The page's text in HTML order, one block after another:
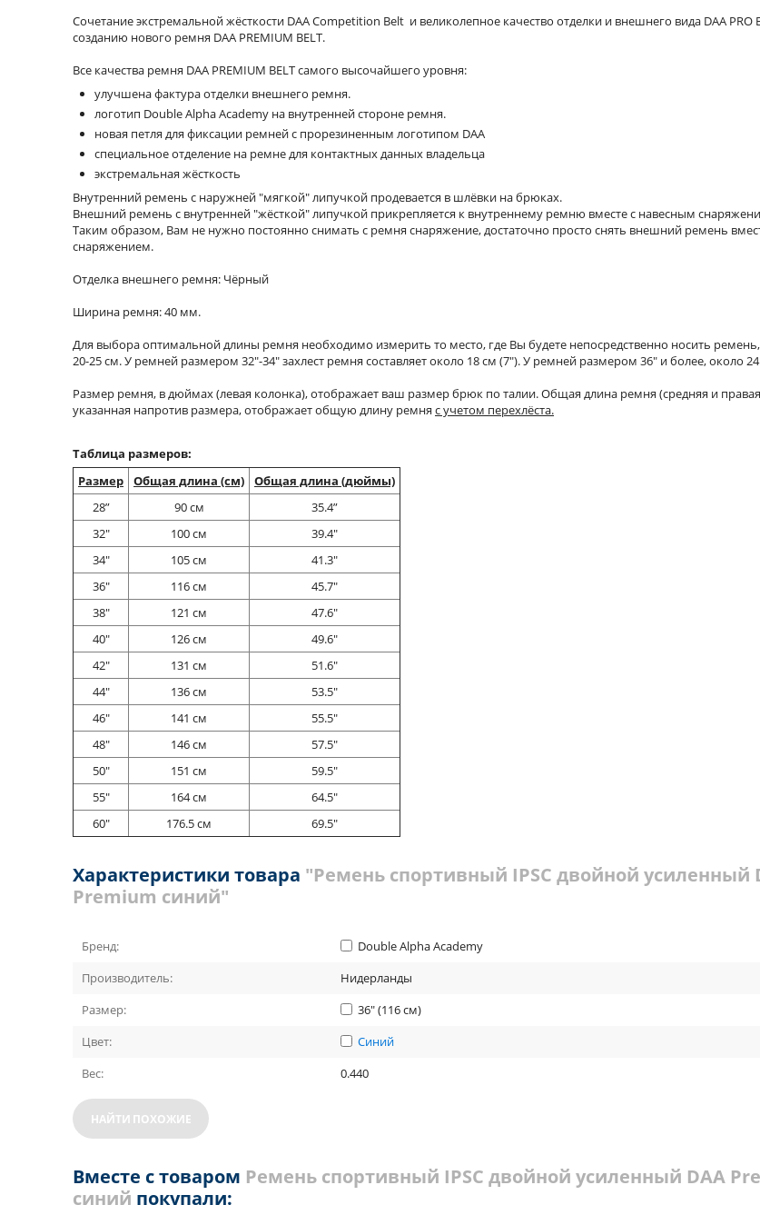
Сочетание экстремальной жёсткости DAA Competition Belt и великолепное качество отделки и внешнего вида DAA PRO
созданию нового ремня DAA PREMIUM BELT.
Все качества ремня DAA PREMIUM BELT самого высочайшего уровня:
улучшена фактура отделки внешнего ремня.
логотип Double Alpha Academy на внутренней стороне ремня.
новая петля для фиксации ремней с прорезиненным логотипом DAA
специальное отделение на ремне для контактных данных владельца
экстремальная жёсткость
Внутренний ремень с наружней "мягкой" липучкой продевается в шлёвки на брюках.
Внешний ремень с внутренней "жёсткой" липучкой прикрепляется к внутреннему ремню вместе с навесным
Таким образом, Вам не нужно постоянно снимать с ремня снаряжение, достаточно просто снять внешний ремень
снаряжением.
Отделка внешнего ремня: Чёрный
Ширина ремня: 40 мм.
Для выбора оптимальной длины ремня необходимо измерить то место, где Вы будете непосредственно носить
20-25 см. У ремней размером 32"-34" захлест ремня составляет около 18 см (7"). У ремней размером 36" и более, около
Размер ремня, в дюймах (левая колонка), отображает ваш размер брюк по талии. Общая длина ремня (средняя и
указанная напротив размера, отображает общую длину ремня с учетом перехлёста.
Таблица размеров:
Размер
Общая длина (см)
Общая длина (дюймы)
28”
90 см
35.4”
32"
100 см
39.4"
34"
105 см
41.3"
36"
116 см
45.7"
38"
121 см
47.6"
40"
126 см
49.6"
42"
131 см
51.6"
44"
136 см
53.5"
46"
141 см
55.5"
48"
146 см
57.5"
50"
151 см
59.5"
55"
164 см
64.5"
60"
176.5 см 69.5"
Характеристики товара "Ремень спортивный IPSC двойной усиленный
Premium синий"
Бренд:
Double Alpha Academy
Производитель:
Нидерланды
Размер:
36" (116 см)
Цвет:
Синий
Вес:
0.440
НАЙТИ ПОХОЖИЕ
Вместе с товаром Ремень спортивный IPSC двойной усиленный DAA
синий покупали: